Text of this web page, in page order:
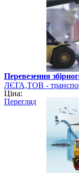
Перевезення
ЛЄГА,ТОВ -
Ціна:
Перегляд